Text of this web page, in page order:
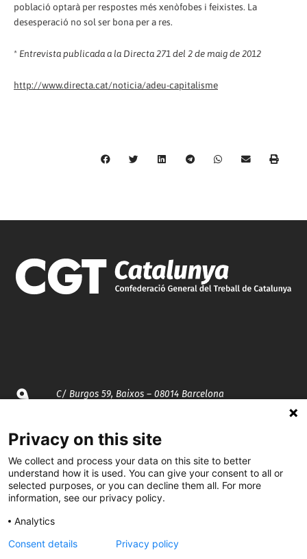
població optarà per respostes més xenòfobes i feixistes. La
desesperació no sol ser bona per a res.
* Entrevista publicada a la Directa 271 del 2 de maig de 2012
http://www.directa.cat/noticia/adeu-capitalisme
C/ Burgos 59, Baixos – 08014 Barcelona
spcgtcatalunya.cat
935 120 481
@CGTCatalunya
Privacy on this site
We collect and process your data on this site to better
understand how it is used. You can give your consent to all or
selected purposes, or you can decline them all. For more
information, see our privacy policy.
Analytics
Consent details
Privacy policy